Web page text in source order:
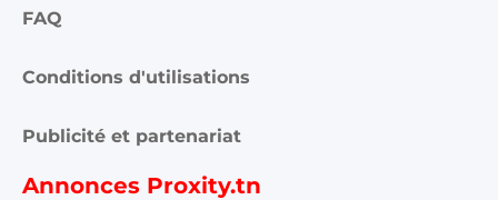
FAQ
Conditions d'utilisations
Publicité et partenariat
Annonces Proxity.tn